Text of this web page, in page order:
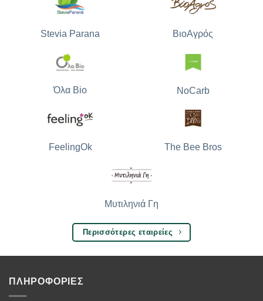
Stevia Parana ΒιοΑγρός
Όλα Bio NoCarb
FeelingOk The Bee Bros
Μυτιληνιά Γη
Περισσότερες εταιρείες
ΠΛΗΡΟΦΟΡΙΕΣ